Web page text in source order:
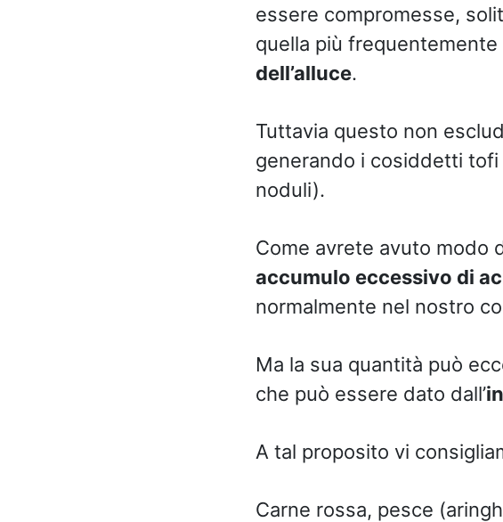
essere compromesse,
quella più frequentemente
dell’alluce.
Tuttavia questo non
generando i cosiddetti
noduli).
Come avrete avuto modo
accumulo eccessivo di
normalmente nel nostro
Ma la sua quantità può
che può essere dato dall’
A tal proposito vi
Carne rossa, pesce